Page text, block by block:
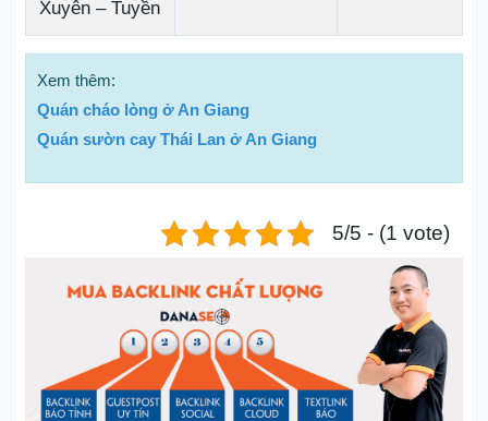
Xuyên – Tuyền
Xem thêm:
Quán cháo lòng ở An Giang
Quán sườn cay Thái Lan ở An Giang
5/5 - (1 vote)